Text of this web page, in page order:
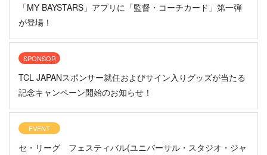
「MY BAYSTARS」アプリに「監督・コーチカード」第一弾
が登場！
SPONSOR
TCL JAPANスポンサー就任およびサイン入りグッズが当たる
記念キャンペーン開始のお知らせ！
EVENT
セ・リーグ フェスティバル(ユニバーサル・スタジオ・ジャ